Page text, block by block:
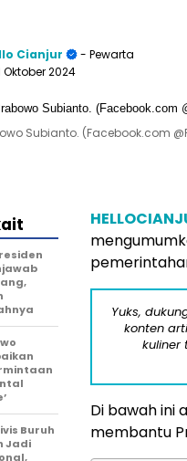
Cianjur
- Pewarta
Oktober 2024
Subianto. (Facebook.com
Yuks,
konten
kuliner
Di bawah ini
membantu
Buruh
Jadi